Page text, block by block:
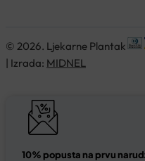
© 2026. Ljekarne Plantak
| Izrada: MIDNEL
10% popusta na prvu